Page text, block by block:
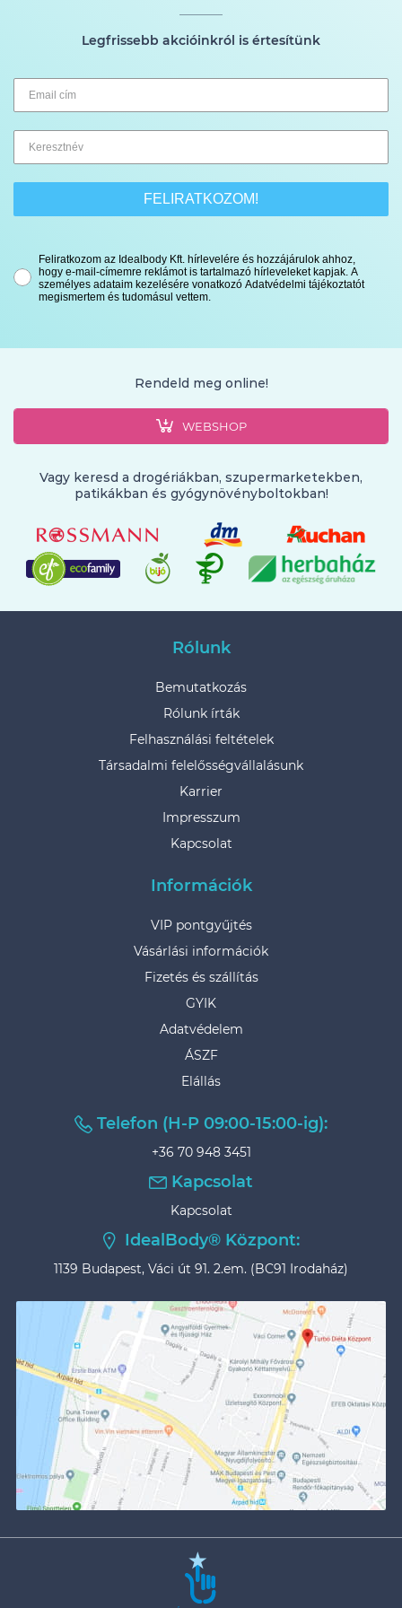
Legfrissebb akcióinkról is értesítünk
FELIRATKOZOM!
Feliratkozom az Idealbody Kft. hírlevelére és hozzájárulok ahhoz,
hogy e-mail-címemre reklámot is tartalmazó hírleveleket kapjak. A
személyes adataim kezelésére vonatkozó Adatvédelmi tájékoztatót
megismertem és tudomásul vettem.
Rendeld meg online!
WEBSHOP
Vagy keresd a drogériákban, szupermarketekben,
patikákban és gyógynövényboltokban!
Rólunk
Bemutatkozás
Rólunk írták
Felhasználási feltételek
Társadalmi felelősségvállalásunk
Karrier
Impresszum
Kapcsolat
Információk
VIP pontgyűjtés
Vásárlási információk
Fizetés és szállítás
GYIK
Adatvédelem
ÁSZF
Elállás
Telefon (H-P 09:00-15:00-ig):
+36 70 948 3451
Kapcsolat
Kapcsolat
IdealBody® Központ:
1139 Budapest, Váci út 91. 2.em. (BC91 Irodaház)